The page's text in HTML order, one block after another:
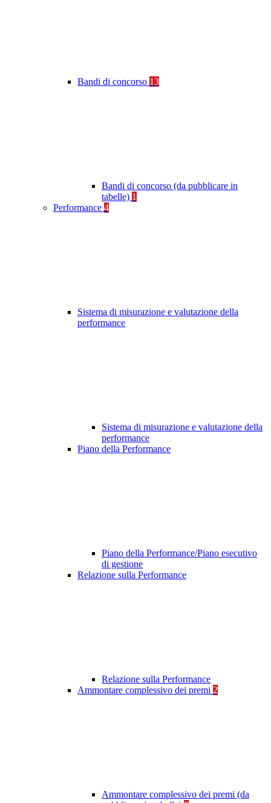
Bandi di concorso 13
Bandi di concorso (da pubblicare in
tabelle) 1
Performance 4
Sistema di misurazione e valutazione della
performance
Sistema di misurazione e valutazione della
performance
Piano della Performance
Piano della Performance/Piano esecutivo
di gestione
Relazione sulla Performance
Relazione sulla Performance
Ammontare complessivo dei premi 2
Ammontare complessivo dei premi (da